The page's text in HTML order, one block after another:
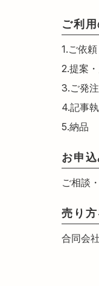
ご利
1.ご依
2.提案
3.ご発注
4.記事
5.納品
お申
ご相談
売り
合同会